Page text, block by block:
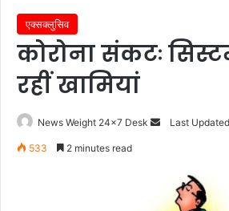
एक्सक्लुसिव
कोरोना संकटः
रहीं खामियां
News Weight 24x7 Desk Last
533 2 minutes read